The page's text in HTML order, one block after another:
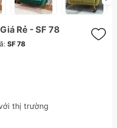
Rẻ - SF 78
SF 78
thị trường